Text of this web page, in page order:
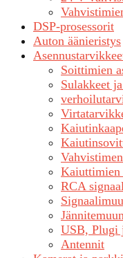
DSP-prosessorit
Auton äänieristys
Soittimien
Sulakkeet
Kaiuttimien
RCA
USB, Plugi
Antennit